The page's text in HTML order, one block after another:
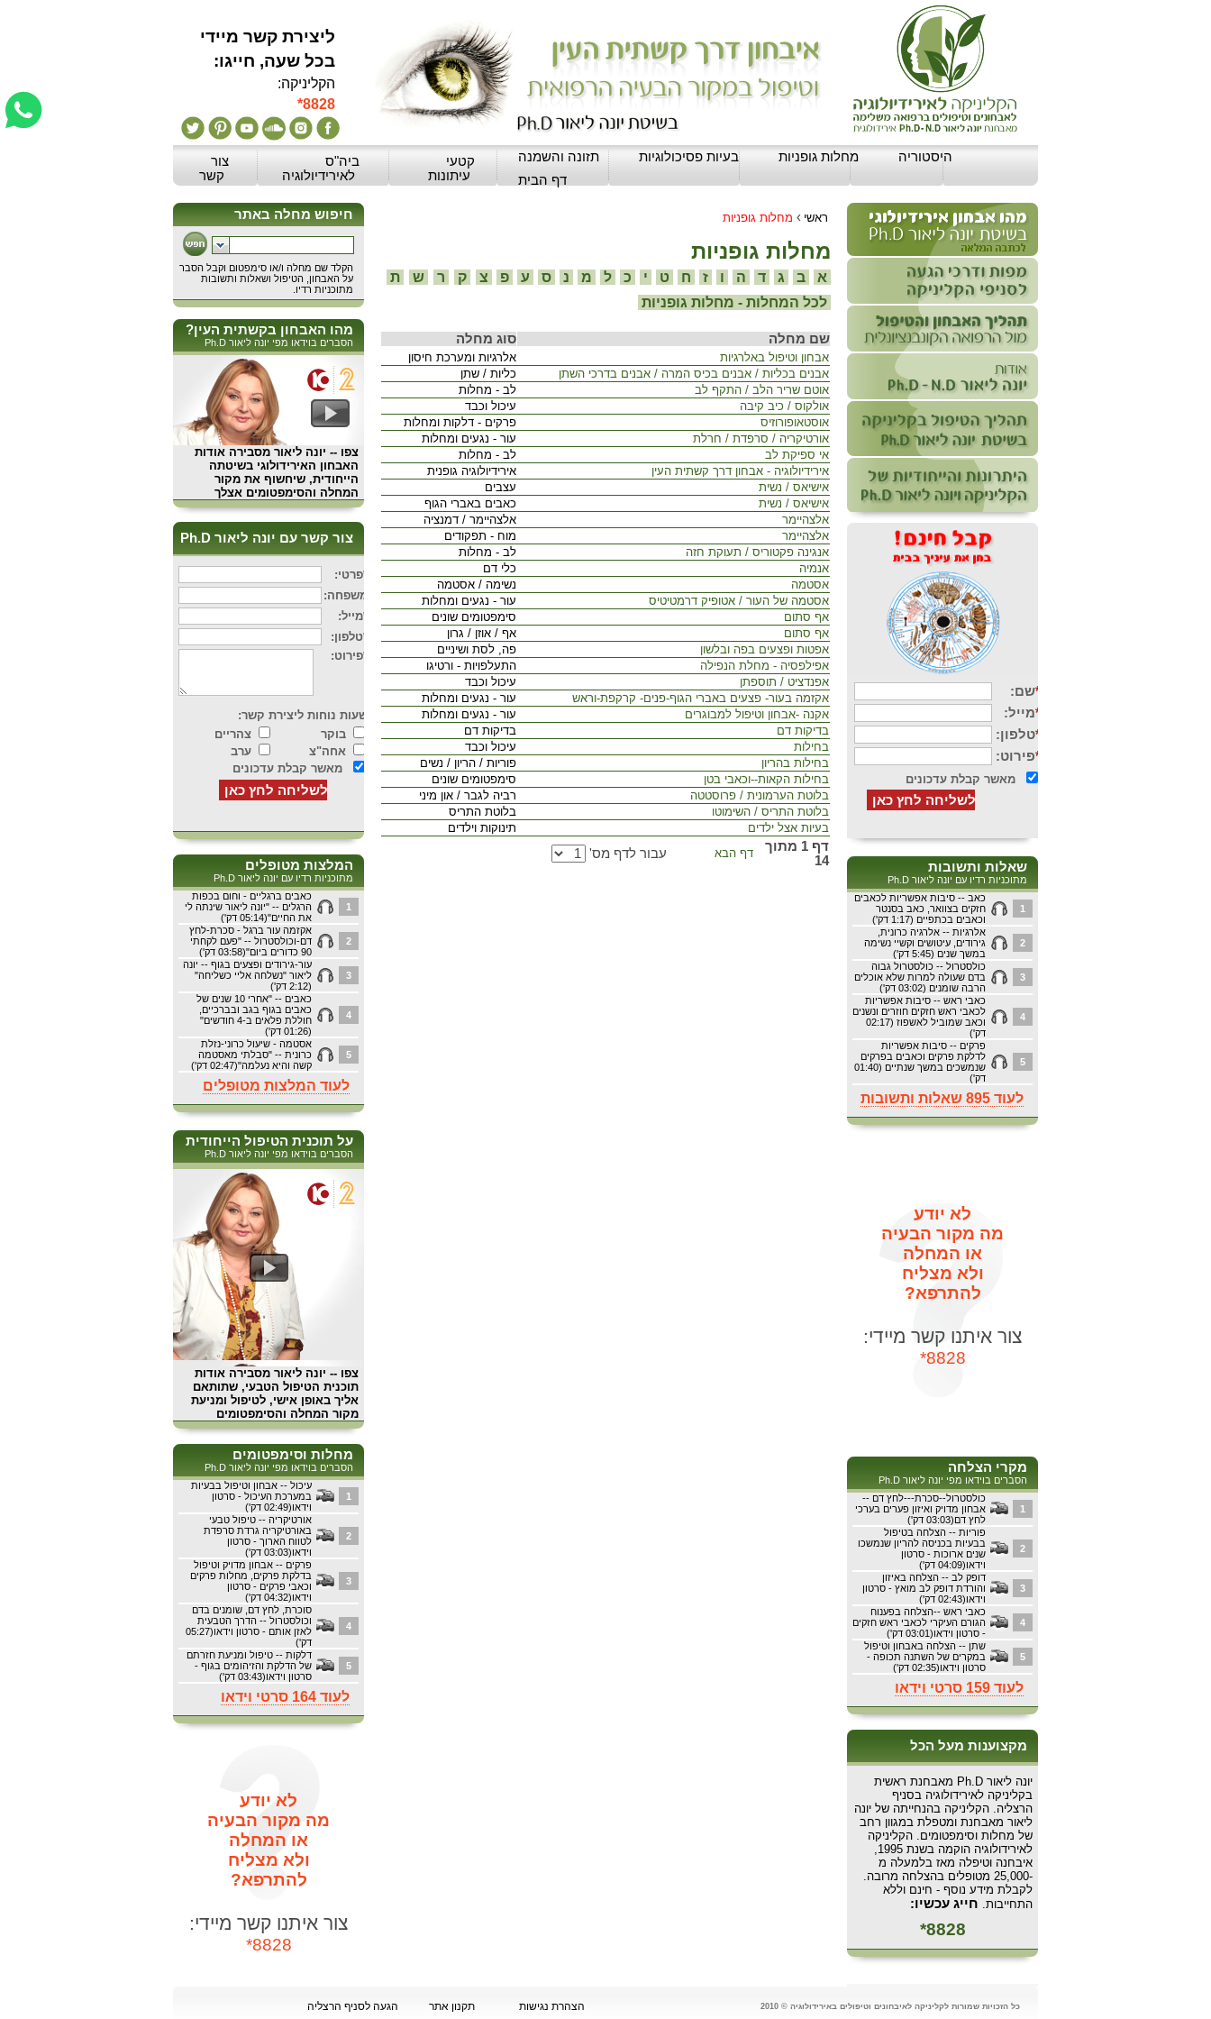
ליצירת קשר מיידי
:בכל שעה, חייגו
הקליניקה:
*8828
צור
קשר
ביה"ס
לאירידיולוגיה
קטעי
עיתונות
תזונה והשמנה בעיות פסיכולוגיות מחלות גופניות
היסטוריה
דף הבית
מהו האבחון בקשתית העין?
הסברים בוידאו מפי יונה ליאור Ph.D
צפו -- יונה ליאור מסבירה אודות
האבחון האירידולוגי בשיטתה
הייחודית, שיחשוף את מקור
המחלה והסימפטומים אצלך
צור קשר עם יונה ליאור Ph.D
המלצות מטופלים
מתוכניות רדיו עם יונה ליאור Ph.D
כאבים ברגליים - וחום בכפות
הרגלים -- "יונה ליאור שינתה לי
את החיים"(05:14 דק')
1
אקזמה עור ברגל - סכרת-לחץ
דם-וכולסטרול -- "פעם לקחתי
90 כדורים ביום"(03:58 דק')
2
עור-גירודים ופצעים בגוף -- יונה
ליאור "נשלחה אליי כשליחה"
(2:12 דק')
3
כאבים -- "אחרי 10 שנים של
כאבים בגוף בגב ובברכיים,
חוללת פלאים ב-4 חודשים"
(01:26 דק')
4
אסטמה - שיעול כרוני-נזלת
כרונית -- "סבלתי מאסטמה
קשה והיא נעלמה"(02:47 דק')
5
לעוד המלצות מטופלים
על תוכנית הטיפול הייחודית
הסברים בוידאו מפי יונה ליאור Ph.D
צפו -- יונה ליאור מסבירה אודות
תוכנית הטיפול הטבעי, שתותאם
אליך באופן אישי, לטיפול ומניעת
מקור המחלה והסימפטומים
מחלות וסימפטומים
הסברים בוידאו מפי יונה ליאור Ph.D
עיכול -- אבחון וטיפול בבעיות
במערכת העיכול - סרטון
וידאו(02:49 דק')
1
אורטיקריה -- טיפול טבעי
באורטיקריה גרדת סרפדת
לטווח הארוך - סרטון
וידאו(03:03 דק')
2
פרקים -- אבחון מדויק וטיפול
בדלקת פרקים, מחלות פרקים
וכאבי פרקים - סרטון
וידאו(04:32 דק')
3
סוכרת, לחץ דם, שומנים בדם
וכולסטרול -- הדרך הטבעית
לאזן אותם - סרטון וידאו(05:27
דק')
4
דלקות -- טיפול ומניעת חזרתם
של הדלקת והזיהומים בגוף -
סרטון וידאו(03:43 דק')
5
לעוד 164 סרטי וידאו
לא יודע
מה מקור הבעיה
או המחלה
ולא מצליח
להתרפא?
צור איתנו קשר מיידי:
8828*
ראשי › מחלות גופניות
מחלות גופניות
א ב ג ד ה ו ז ח ט י כ ל מ נ ס ע פ צ ק ר ש
ת
לכל המחלות - מחלות גופניות
סוג מחלה שם מחלה
אלרגיות ומערכת חיסון
אבחון וטיפול באלרגיות
כליות / שתן
אבנים בכליות / אבנים בכיס המרה / אבנים בדרכי השתן
לב - מחלות
אוטם שריר הלב / התקף לב
עיכול וכבד
אולקוס / כיב קיבה
פרקים - דלקות ומחלות
אוסטאופורוזיס
עור - נגעים ומחלות
אורטיקריה / סרפדת / חרלת
לב - מחלות
אי ספיקת לב
אירידיולוגיה גופנית
אירידיולוגיה - אבחון דרך קשתית העין
עצבים
אישיאס / נשית
כאבים באברי הגוף
אישיאס / נשית
אלצהיימר / דמנציה
אלצהיימר
מוח - תפקודים
אלצהיימר
לב - מחלות
אנגינה פקטוריס / תעוקת חזה
כלי דם
אנמיה
נשימה / אסטמה
אסטמה
עור - נגעים ומחלות
אסטמה של העור / אטופיק דרמטיטיס
סימפטומים שונים
אף סתום
אף / אוזן / גרון
אף סתום
פה, לסת ושיניים
אפטות ופצעים בפה ובלשון
התעלפויות - ורטיגו
אפילפסיה - מחלת הנפילה
עיכול וכבד
אפנדציט / תוספתן
עור - נגעים ומחלות
אקזמה בעור- פצעים באברי הגוף-פנים- קרקפת-וראש
עור - נגעים ומחלות
אקנה -אבחון וטיפול למבוגרים
בדיקות דם
בדיקות דם
עיכול וכבד
בחילות
פוריות / הריון / נשים
בחילות בהריון
סימפטומים שונים
בחילות הקאות--וכאבי בטן
רביה לגבר / און מיני
בלוטת הערמונית / פרוסטטה
בלוטת התריס
בלוטת התריס / השימוטו
תינוקות וילדים
בעיות אצל ילדים
דף 1 מתוך
14
דף הבא
עבור לדף מס'
שאלות ותשובות
מתוכניות רדיו עם יונה ליאור Ph.D
כאב -- סיבות אפשריות לכאבים
חזקים בצוואר, כאב בסנטר
וכאבים בכתפיים (1:17 דק')
1
אלרגיות -- אלרגיה כרונית,
גירודים, עיטושים וקשיי נשימה
במשך שנים (5:45 דק')
2
כולסטרול -- כולסטרול גבוה
בדם שעולה למרות שלא אוכלים
הרבה שומנים (03:02 דק')
3
כאבי ראש -- סיבות אפשריות
לכאבי ראש חזקים חוזרים ונשנים
וכאב שמוביל לאשפוז (02:17
דק')
4
פרקים -- סיבות אפשריות
לדלקת פרקים וכאבים בפרקים
שנמשכים במשך שנתיים (01:40
דק')
5
לעוד 895 שאלות ותשובות
לא יודע
מה מקור הבעיה
או המחלה
ולא מצליח
להתרפא?
צור איתנו קשר מיידי:
8828*
מקרי הצלחה
הסברים בוידאו מפי יונה ליאור Ph.D
כולסטרול--סכרת---לחץ דם --
אבחון מדויק ואיזון פערים בערכי
לחץ דם(03:03 דק')
1
פוריות -- הצלחה בטיפול
בבעיות בכניסה להריון שנמשכו
שנים ארוכות - סרטון
וידאו(04:09 דק')
2
דופק לב -- הצלחה באיזון
והורדת דופק לב מואץ - סרטון
וידאו(02:43 דק')
3
כאבי ראש --הצלחה בפענוח
הגורם העיקרי לכאבי ראש חזקים
- סרטון וידאו(03:01 דק')
4
שתן -- הצלחה באבחון וטיפול
במקרים של השתנה תכופה -
סרטון וידאו(02:35 דק')
5
לעוד 159 סרטי וידאו
מקצוענות מעל הכל
יונה ליאור Ph.D מאבחנת ראשית
בקליניקה לאירידולוגיה בסניף
הרצליה. הקליניקה בהנחייתה של יונה
ליאור מאבחנת ומטפלת במגוון רחב
של מחלות וסימפטומים. הקליניקה
לאירידולוגיה הוקמה בשנת 1995,
איבחנה וטיפלה מאז בלמעלה מ
-25,000 מטופלים בהצלחה מרובה.
לקבלת מידע נוסף - חינם וללא
התחייבות. חייג עכשיו:
8828*
הגעה לסניף הרצליה תקנון אתר הצהרת נגישות כל הזכויות שמורות לקליניקה לאיבחונים וטיפולים באירידולוגיה © 2010